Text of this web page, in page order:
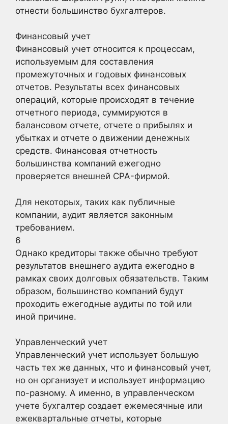
отнести большинство бухгалтеров.
Финансовый учет
Финансовый учет относится к процессам,
используемым для составления
промежуточных и годовых финансовых
отчетов. Результаты всех финансовых
операций, которые происходят в течение
отчетного периода, суммируются в
балансовом отчете, отчете о прибылях и
убытках и отчете о движении денежных
средств. Финансовая отчетность
большинства компаний ежегодно
проверяется внешней CPA-фирмой.
Для некоторых, таких как публичные
компании, аудит является законным
требованием.
6
Однако кредиторы также обычно требуют
результатов внешнего аудита ежегодно в
рамках своих долговых обязательств. Таким
образом, большинство компаний будут
проходить ежегодные аудиты по той или
иной причине.
Управленческий учет
Управленческий учет использует большую
часть тех же данных, что и финансовый учет,
но он организует и использует информацию
по-разному. А именно, в управленческом
учете бухгалтер создает ежемесячные или
ежеквартальные отчеты, которые